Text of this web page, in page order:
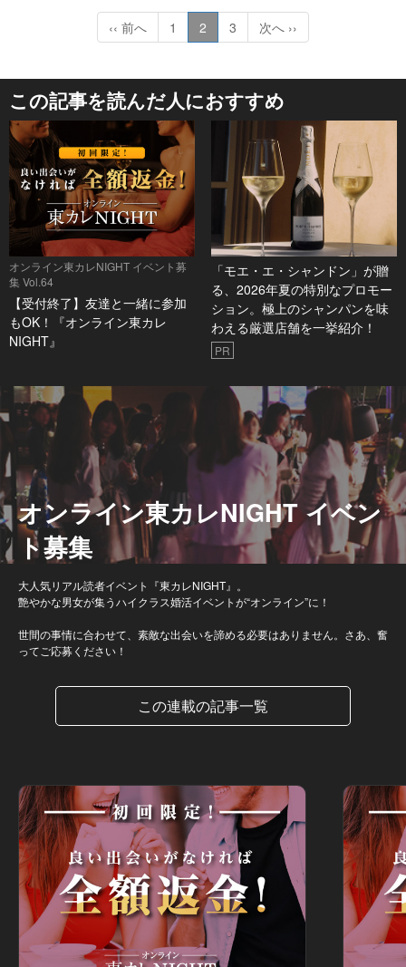
‹‹ 前へ 1 2 3 次へ ››
この記事を読んだ人におすすめ
オンライン東カレNIGHT イベント募
集 Vol.64
【受付終了】友達と一緒に参加
もOK！『オンライン東カレ
NIGHT』
「モエ・エ・シャンドン」が贈
る、2026年夏の特別なプロモー
ション。極上のシャンパンを味
わえる厳選店舗を一挙紹介！
PR
オンライン東カレNIGHT イベン
ト募集
大人気リアル読者イベント『東カレNIGHT』。
艶やかな男女が集うハイクラス婚活イベントが“オンライン”に！
世間の事情に合わせて、素敵な出会いを諦める必要はありません。さあ、奮
ってご応募ください！
この連載の記事一覧